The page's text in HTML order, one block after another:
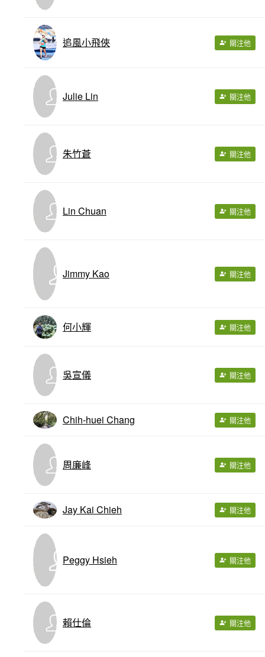
追風小飛俠 關注他
Julie Lin 關注他
朱竹蒼 關注他
Lin Chuan 關注他
Jimmy Kao 關注他
何小輝 關注他
吳宣儀 關注他
Chih-huei Chang 關注他
周廉峰 關注他
Jay Kai Chieh 關注他
Peggy Hsieh 關注他
賴仕倫 關注他